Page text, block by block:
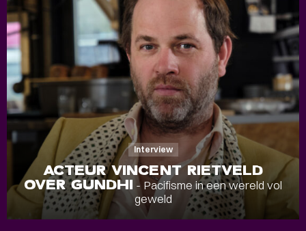
Interview
ACTEUR VINCENT RIETVELD
OVER GUNDHI - Pacifisme in een wereld vol
geweld